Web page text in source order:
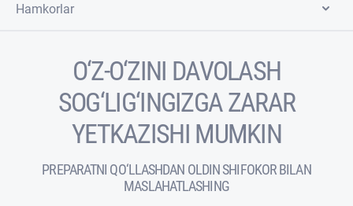
Hamkorlar
O‘Z-O‘ZINI DAVOLASH
SOG‘LIG‘INGIZGA ZARAR
YETKAZISHI MUMKIN
PREPARATNI QO‘LLASHDAN OLDIN SHIFOKOR BILAN
MASLAHATLASHING